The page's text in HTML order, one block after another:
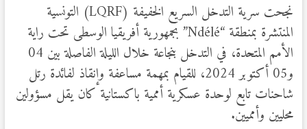
نجحت سرية التدخل السريع الخفيفة (LQRF) التونسية
المنتشرة بمنطقة “Ndélé” بجمهورية أفريقيا الوسطى تحت راية
الأمم المتحدة، في التدخل بنجاعة خلال الليلة الفاصلة بين 04
و05 أكتوبر 2024، للقيام بمهمة مساعفة وإنقاذ لفائدة رتل
شاحنات تابع لوحدة عسكرية أممية باكستانية كان يقل مسؤولين
محليين وأمميين.